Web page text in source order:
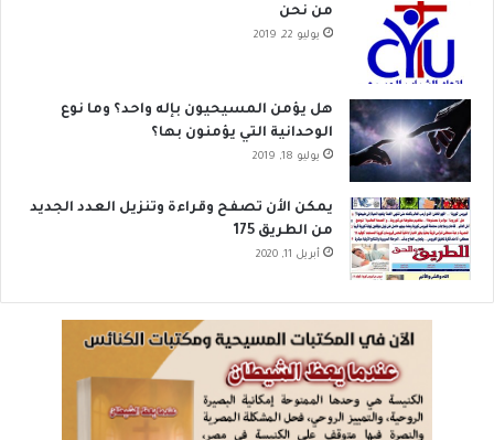
من نحن
يوليو 22, 2019
هل يؤمن المسيحيون بإله واحد؟ وما نوع
الوحدانية التي يؤمنون بها؟
يوليو 18, 2019
يمكن الأن تصفح وقراءة وتنزيل العدد الجديد
من الطريق 175
أبريل 11, 2020